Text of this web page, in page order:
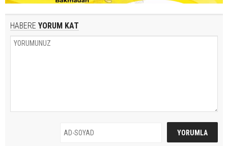
HABERE YORUM KAT